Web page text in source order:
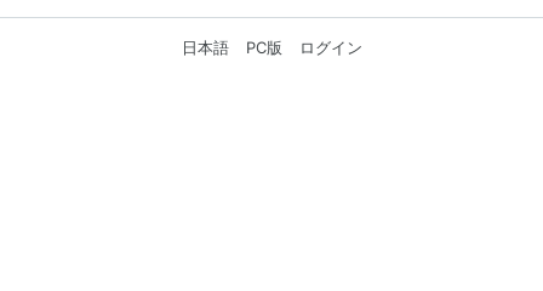
日本語 PC版 ログイン